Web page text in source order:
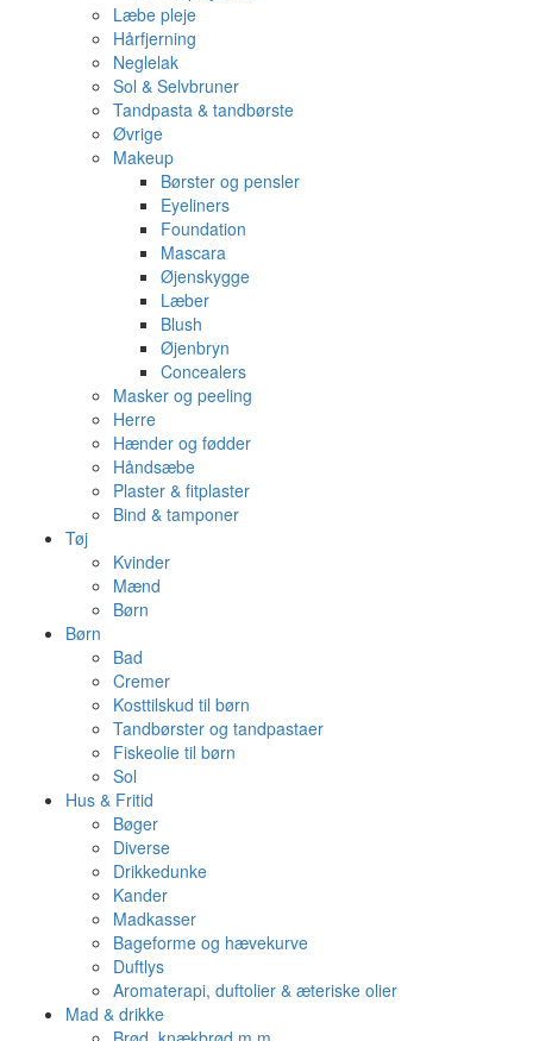
Læbe pleje
Hårfjerning
Neglelak
Sol & Selvbruner
Tandpasta & tandbørste
Øvrige
Makeup
Børster og pensler
Eyeliners
Foundation
Mascara
Øjenskygge
Læber
Blush
Øjenbryn
Concealers
Masker og peeling
Herre
Hænder og fødder
Håndsæbe
Plaster & fitplaster
Bind & tamponer
Tøj
Kvinder
Mænd
Børn
Børn
Bad
Cremer
Kosttilskud til børn
Tandbørster og tandpastaer
Fiskeolie til børn
Sol
Hus & Fritid
Bøger
Diverse
Drikkedunke
Kander
Madkasser
Bageforme og hævekurve
Duftlys
Aromaterapi, duftolier & æteriske olier
Mad & drikke